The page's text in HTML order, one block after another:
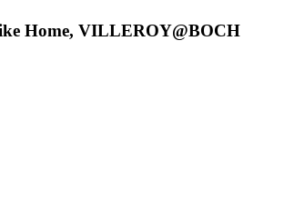
Home, VILLEROY@BOCH